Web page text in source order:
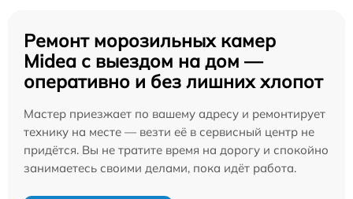
Ремонт морозильных камер
Midea с выездом на дом —
оперативно и без лишних хлопот
Мастер приезжает по вашему адресу и ремонтирует
технику на месте — везти её в сервисный центр не
придётся. Вы не тратите время на дорогу и спокойно
занимаетесь своими делами, пока идёт работа.